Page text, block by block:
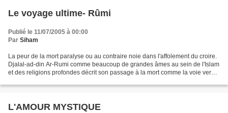
Le voyage ultime- Rûmi
Publié le 11/07/2005 à 00:00
Par Siham
La peur de la mort paralyse ou au contraire noie dans l'affolement du croire.
Djalal-ad-din Ar-Rumi comme beaucoup de grandes âmes au sein de l'Islam
et des religions profondes décrit son passage à la mort comme la voie vers
L'AMOUR MYSTIQUE